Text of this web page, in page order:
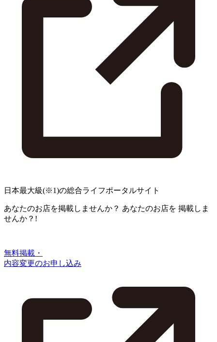
日本最大級(※1)の総合ライフポータルサイト
あなたのお店を掲載しませんか？ あなたのお店を 掲載しま
せんか？!
無料掲載・
内容変更のお申し込み